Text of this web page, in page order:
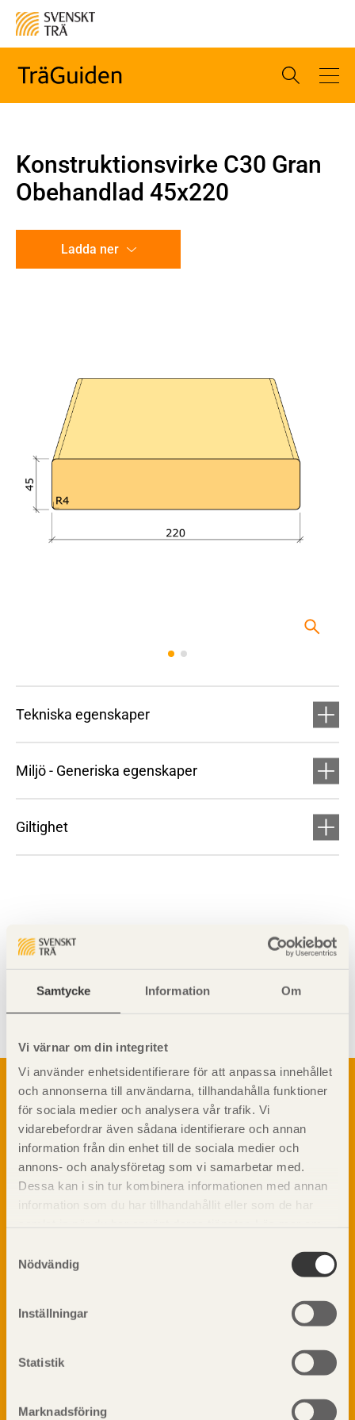
Samtycke Information Om
Vi värnar om din integritet
Vi använder enhetsidentifierare för att anpassa innehållet
och annonserna till användarna, tillhandahålla funktioner
för sociala medier och analysera vår trafik. Vi
vidarebefordrar även sådana identifierare och annan
information från din enhet till de sociala medier och
annons- och analysföretag som vi samarbetar med.
Dessa kan i sin tur kombinera informationen med annan
information som du har tillhandahållit eller som de har
Nödvändig
Inställningar
Statistik
Marknadsföring
Konstruktionsvirke C30 Gran
Obehandlad 45x220
Ladda ner
Tekniska egenskaper
Miljö - Generiska egenskaper
Giltighet
Visa sajtkarta
Om trä
Materialet trä
Skogsbruk
Barrträdets uppbyggnad
Träets egenskaper och kvalitet
Sågverksprocessen
Träbaserade produkter
Kemisk behandling
Byggfysik
Värmeisolering och lufttäthet
Brandsäkerhet
Brandförlopp i byggnader
TräGuiden är den digitala handboken för trä och
träbyggande och innehåller information om
materialet trä samt instruktioner för byggande
med trä.